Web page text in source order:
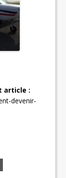
article :
devenir-